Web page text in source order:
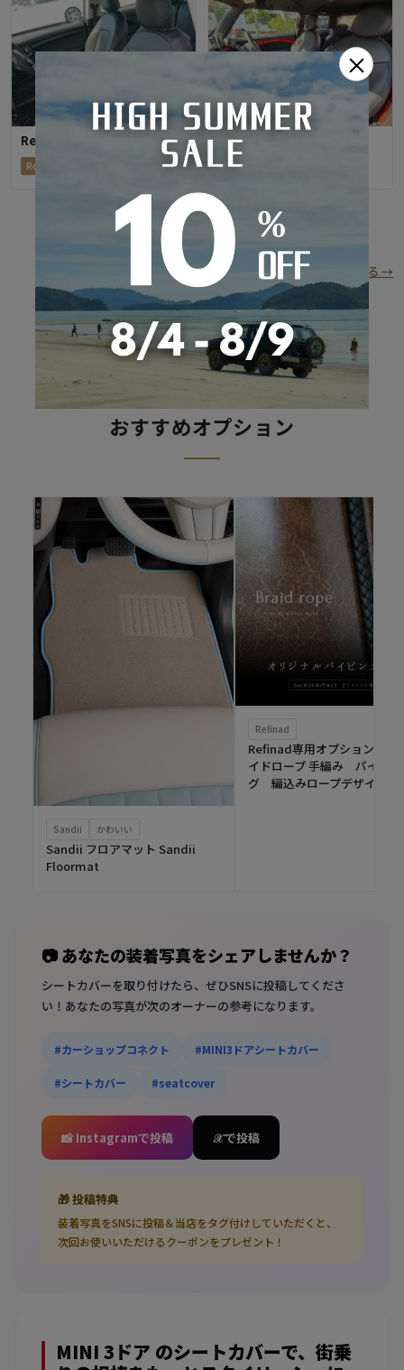
Refinad Leather Series
Refinad
Refinad Leather Series
Refinad
もっと見る（残り30件）
全車種の装着写真ギャラリーを見る →
RECOMMEND OPTION
おすすめオプション
Sandii かわいい
Sandii フロアマット Sandii
Floormat
Refinad
Refinad専用オプション ブ
イドロープ 手編み パイピン
グ 編込みロープデザイン
📷 あなたの装着写真をシェアしませんか？
シートカバーを取り付けたら、ぜひSNSに投稿してくださ
い！あなたの写真が次のオーナーの参考になります。
#カーショップコネクト #MINI3ドアシートカバー
#シートカバー #seatcover
📸 Instagramで投稿 𝒳 で投稿
🎁 投稿特典
装着写真をSNSに投稿＆当店をタグ付けしていただくと、
次回お使いいただけるクーポンをプレゼント！
MINI 3ドア のシートカバーで、街乗
×